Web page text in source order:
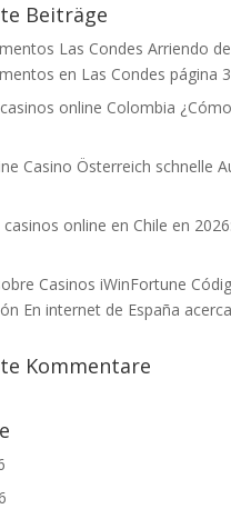
Beiträge
Las Condes Arriendo de
en Las Condes página 3
online Colombia
Casino Österreich schnelle
online en Chile en
Casinos iWinFortune
En internet de España
Kommentare